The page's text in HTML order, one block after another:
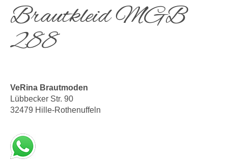
Brautkleid MGB
288
VeRina Brautmoden
Lübbecker Str. 90
32479 Hille-Rothenuffeln